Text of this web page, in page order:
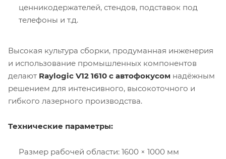
ценникодержателей, стендов, подставок под
телефоны и т.д.
Высокая культура сборки, продуманная инженерия
и использование промышленных компонентов
делают Raylogic V12 1610 с автофокусом надёжным
решением для интенсивного, высокоточного и
гибкого лазерного производства.
Технические параметры:
Размер рабочей области: 1600 × 1000 мм